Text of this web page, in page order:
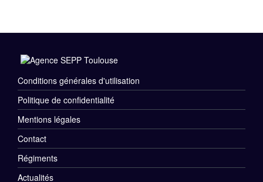
Menu
Rubriques
Pied
de
Conditions générales d'utilisation
Politique de confidentialité
Mentions légales
Contact
Menu
Régiments
Actualités